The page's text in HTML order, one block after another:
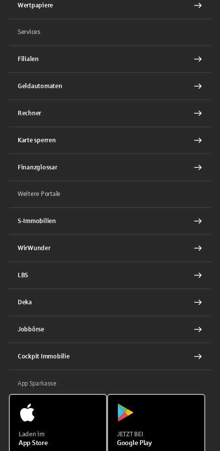
Wertpapiere
Services
Filialen
Geldautomaten
Rechner
Karte sperren
Finanzglossar
Weitere Portale
S-Immobilien
WirWunder
LBS
Deka
Jobbörse
Cockpit Immobilie
App Sparkasse
Laden im
App Store
JETZT BEI
Google Play